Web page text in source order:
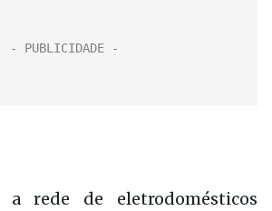
a rede de eletrodomésticos